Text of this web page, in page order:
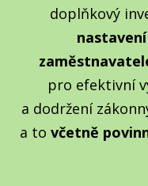
doplňkový
pro efektivní
a dodržení
a to včetně